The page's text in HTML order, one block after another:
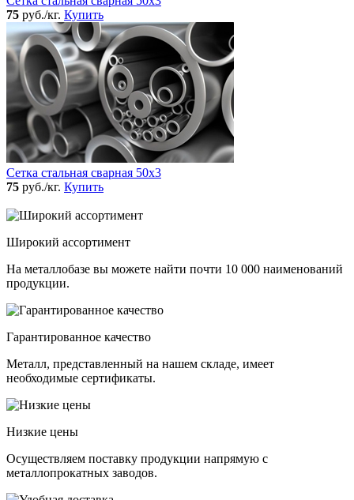
75 руб./кг. Купить
Сетка стальная сварная 50x3
75 руб./кг. Купить
Широкий ассортимент
На металлобазе вы можете найти почти 10 000 наименований
продукции.
Гарантированное качество
Металл, представленный на нашем складе, имеет
необходимые сертификаты.
Низкие цены
Осуществляем поставку продукции напрямую с
металлопрокатных заводов.